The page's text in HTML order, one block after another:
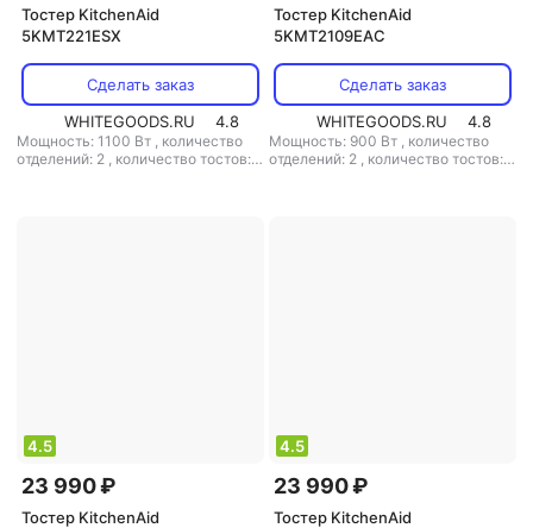
Тостер KitchenAid
5KMT221ESX
Сделать заказ
WHITEGOODS.RU
4.8
Мощность: 1100 Вт , количество
отделений: 2 , количество тостов: 2
Тостер KitchenAid
5KMT2109EAC
Сделать заказ
WHITEGOODS.RU
4.8
Мощность: 900 Вт , количество
отделений: 2 , количество тостов: 2
4.5
23 990 ₽
Тостер KitchenAid
4.5
23 990 ₽
Тостер KitchenAid